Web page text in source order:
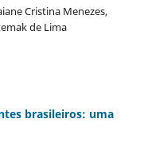
Cristina Menezes,
de Lima
brasileiros: uma